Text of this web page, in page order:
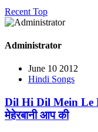
Recent Top
Administrator
June 10 2012
Hindi Songs
Dil Hi Dil Mein Le
मेहेरबानी आप की